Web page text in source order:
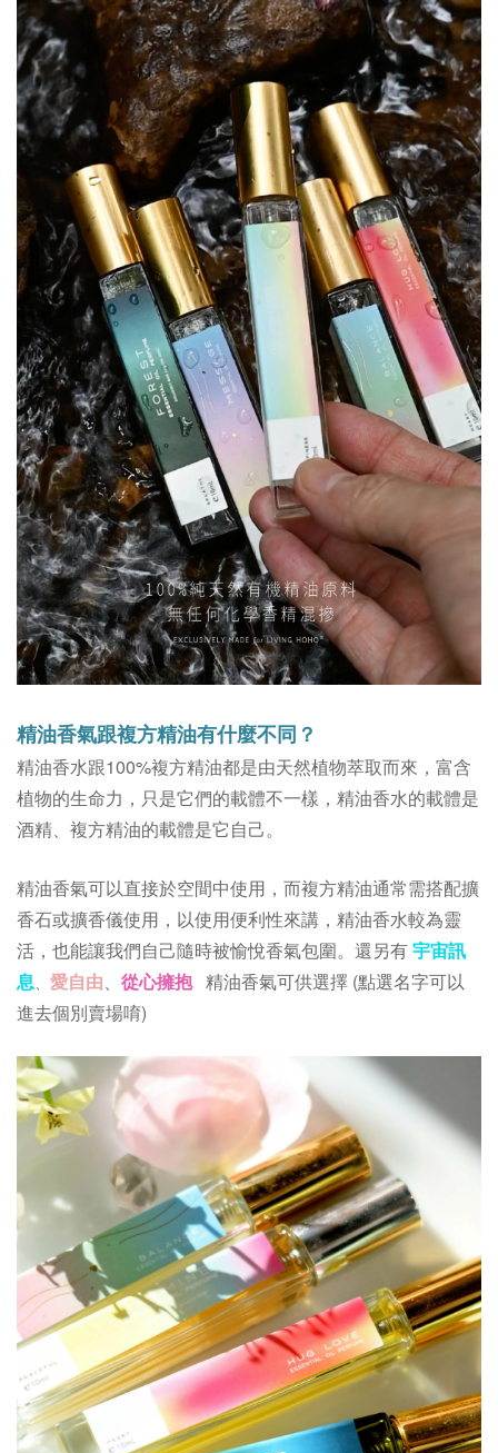
精油香氣跟複方精油有什麼不同？
精油香水跟100%複方精油都是由天然植物萃取而來， 富含
植物的生命力，只是它們的載體不一樣， 精油香水的載體是
酒精、複方精油的載體是它自己。
精油香氣可以直接於空間中使用，而複方精油通常需搭配擴
香石或擴香儀使用，以使用便利性來講，精油香水較為靈
活，也能讓我們自己隨時被愉悅香氣包圍。 還另有宇宙訊
息、 愛自由、 從心擁抱 精油香氣可供選擇 (點選名字可以
進去個別賣場唷)